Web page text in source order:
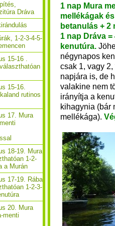
1 nap Mura
mellékágak és
betanulás + 2
1 nap Dráva
kenutúra.
négynapos
csak 1, vagy 2,
napjára is, de
valakine nem
irányítja a
kihagynia (bár
mellékága).
Dráva
1-2-3-4-5-
15-16 .
15-16.
rutinos
17. Mura
18-19. Mura
1-2-
a Murán
17-19. Rába
1-2-3-
20. Mura
menti